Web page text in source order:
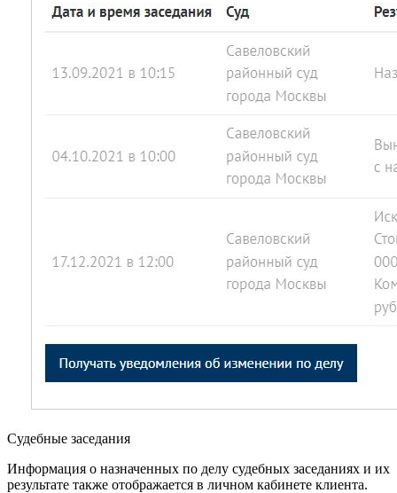
Судебные заседания
Информация о назначенных по делу судебных заседаниях и их
результате также отображается в личном кабинете клиента.